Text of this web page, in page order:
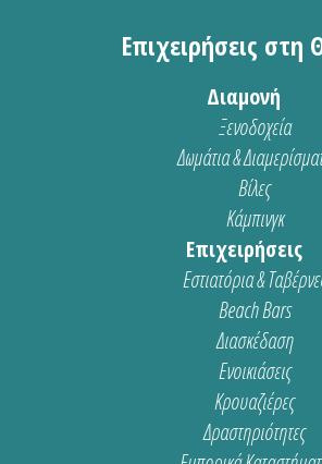
Επιχειρήσεις στη
Διαμονή
Ξενοδοχεία
Δωμάτια &
Βίλες
Κάμπινγκ
Επιχειρήσεις
Εστιατόρια &
Beach Bars
Διασκέδαση
Ενοικιάσεις
Κρουαζιέρες
Δραστηριότητες